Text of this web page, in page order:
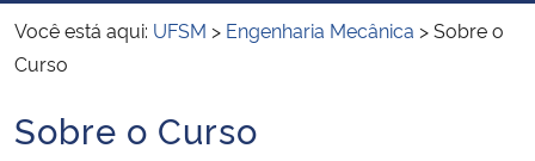
Ministério das Relações Exteriores
Ministério da Infraestrutura
Você está aqui: UFSM > Engenharia Mecânica >Sobre o
Curso
Início do conteúdo
Sobre o Curso